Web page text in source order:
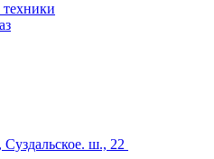
Суздальское. ш., 22